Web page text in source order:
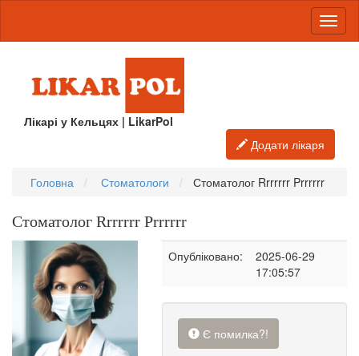
Лікарі у Кельцях | LikarPol
Додати лікаря
Головна Стоматологи Стоматолог Rrrrrrr Prrrrrr
Стоматолог Rrrrrrr Prrrrrr
Опубліковано:
2025-06-29
17:05:57
Є помилка?!